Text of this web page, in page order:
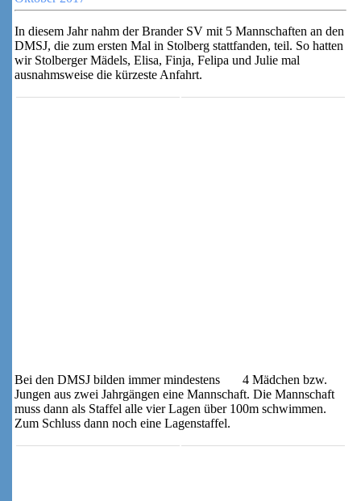
In diesem Jahr nahm der Brander SV mit 5 Mannschaften an den
DMSJ, die zum ersten Mal in Stolberg stattfanden, teil. So hatten
wir Stolberger Mädels, Elisa, Finja, Felipa und Julie mal
ausnahmsweise die kürzeste Anfahrt.
Bei den DMSJ bilden immer mindestens 4 Mädchen bzw.
Jungen aus zwei Jahrgängen eine Mannschaft. Die Mannschaft
muss dann als Staffel alle vier Lagen über 100m schwimmen.
Zum Schluss dann noch eine Lagenstaffel.